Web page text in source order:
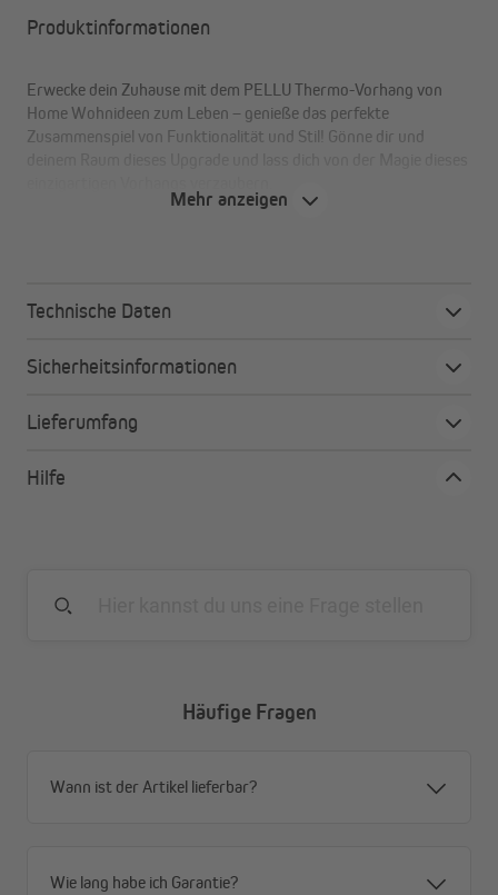
Produktinformationen
Erwecke dein Zuhause mit dem PELLU Thermo-Vorhang von
Home Wohnideen zum Leben – genieße das perfekte
Zusammenspiel von Funktionalität und Stil! Gönne dir und
Aus hochwertigem, weichem Thermo-Chenille nach
Schützt vor Wärme, Kälte und Zugluft
Spart Energie und Geld
In klassisch-eleganten Farben, passend für alle Räume
Mehr anzeigen
Technische Daten
Sicherheitsinformationen
Lieferumfang
Hilfe
Häufige Fragen
Wann ist der Artikel lieferbar?
Wie lang habe ich Garantie?